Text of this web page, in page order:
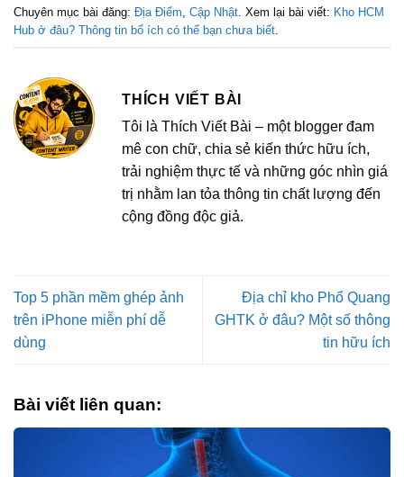
Chuyên mục bài đăng: Địa Điểm, Cập Nhật. Xem lại bài viết: Kho HCM
Hub ở đâu? Thông tin bổ ích có thể bạn chưa biết.
THÍCH VIẾT BÀI
Tôi là Thích Viết Bài – một blogger đam
mê con chữ, chia sẻ kiến thức hữu ích,
trải nghiệm thực tế và những góc nhìn giá
trị nhằm lan tỏa thông tin chất lượng đến
cộng đồng độc giả.
Top 5 phần mềm ghép ảnh
trên iPhone miễn phí dễ
dùng
Địa chỉ kho Phổ Quang
GHTK ở đâu? Một số thông
tin hữu ích
Bài viết liên quan: